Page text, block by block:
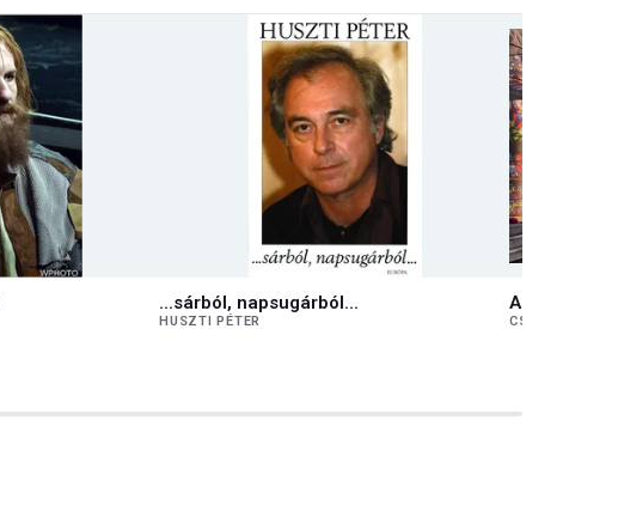
...sárból, napsugárból...
HUSZTI PÉTER
Az Ég tartja
CSEKE PÉTER